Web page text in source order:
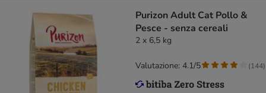
Purizon Adult Cat Pollo &
Pesce - senza cereali
2 x 6,5 kg
Valutazione: 4.1/5 (144)